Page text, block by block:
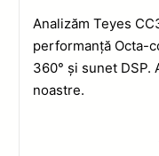
Analizăm Teyes
performanță Octa-
360° și sunet
noastre.